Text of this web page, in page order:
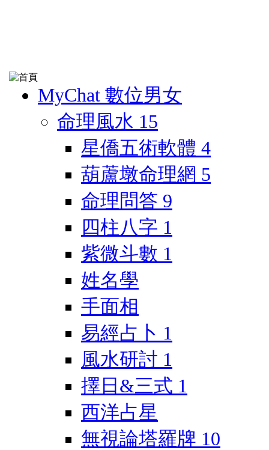
MyChat 數位男女
命理風水 15
星僑五術軟體 4
葫蘆墩命理網 5
命理問答 9
四柱八字 1
紫微斗數 1
姓名學
手面相
易經占卜 1
風水研討 1
擇日&三式 1
西洋占星
無視論塔羅牌 10